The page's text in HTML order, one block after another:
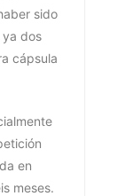
sido
ya dos
cápsula
en
meses.